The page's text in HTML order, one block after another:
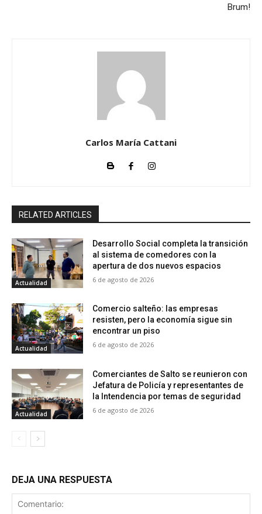
Brum!
Carlos María Cattani
RELATED ARTICLES
Actualidad
Desarrollo Social completa la transición
al sistema de comedores con la
apertura de dos nuevos espacios
6 de agosto de 2026
Actualidad
Comercio salteño: las empresas
resisten, pero la economía sigue sin
encontrar un piso
6 de agosto de 2026
Actualidad
Comerciantes de Salto se reunieron con
Jefatura de Policía y representantes de
la Intendencia por temas de seguridad
6 de agosto de 2026
DEJA UNA RESPUESTA